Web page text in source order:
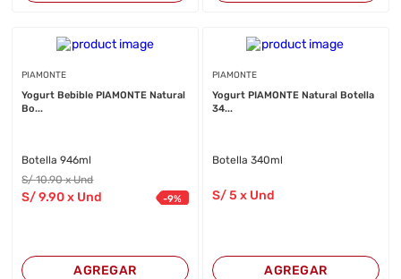
PIAMONTE
Yogurt Bebible PIAMONTE Natural
Bo...
Botella 946ml
S/10.90 x Und
S/9.90 x Und -9%
AGREGAR
PIAMONTE
Yogurt PIAMONTE Natural Botella
34...
Botella 340ml
S/5 x Und
AGREGAR